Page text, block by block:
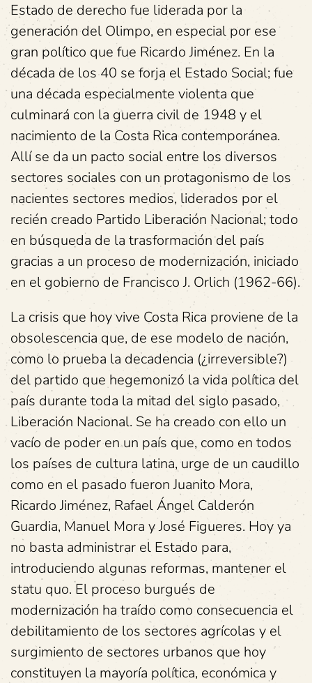
Estado de derecho fue liderada por la
generación del Olimpo, en especial por ese
gran político que fue Ricardo Jiménez. En la
década de los 40 se forja el Estado Social; fue
una década especialmente violenta que
culminará con la guerra civil de 1948 y el
nacimiento de la Costa Rica contemporánea.
Allí se da un pacto social entre los diversos
sectores sociales con un protagonismo de los
nacientes sectores medios, liderados por el
recién creado Partido Liberación Nacional; todo
en búsqueda de la trasformación del país
gracias a un proceso de modernización, iniciado
en el gobierno de Francisco J. Orlich (1962-66).
La crisis que hoy vive Costa Rica proviene de la
obsolescencia que, de ese modelo de nación,
como lo prueba la decadencia (¿irreversible?)
del partido que hegemonizó la vida política del
país durante toda la mitad del siglo pasado,
Liberación Nacional. Se ha creado con ello un
vacío de poder en un país que, como en todos
los países de cultura latina, urge de un caudillo
como en el pasado fueron Juanito Mora,
Ricardo Jiménez, Rafael Ángel Calderón
Guardia, Manuel Mora y José Figueres. Hoy ya
no basta administrar el Estado para,
introduciendo algunas reformas, mantener el
statu quo. El proceso burgués de
modernización ha traído como consecuencia el
debilitamiento de los sectores agrícolas y el
surgimiento de sectores urbanos que hoy
constituyen la mayoría política, económica y